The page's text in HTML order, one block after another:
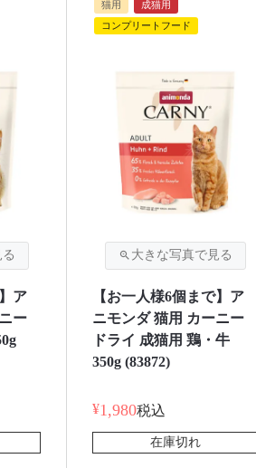
ア
ー
猫用
成猫用
コンプリートフード
【お一人様6個まで】ア
ニモンダ 猫用 カーニー
ドライ 成猫用 鶏・牛
350g (83872)
¥1,980税込
在庫切れ